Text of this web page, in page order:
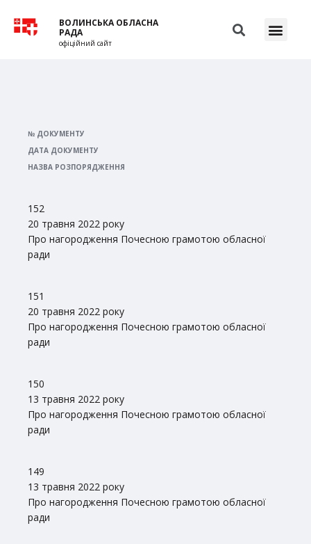
ВОЛИНСЬКА ОБЛАСНА
РАДА
офіційний сайт
№ ДОКУМЕНТУ
ДАТА ДОКУМЕНТУ
НАЗВА РОЗПОРЯДЖЕННЯ
152
20 травня 2022 року
Про нагородження Почесною грамотою обласної
ради
151
20 травня 2022 року
Про нагородження Почесною грамотою обласної
ради
150
13 травня 2022 року
Про нагородження Почесною грамотою обласної
ради
149
13 травня 2022 року
Про нагородження Почесною грамотою обласної
ради